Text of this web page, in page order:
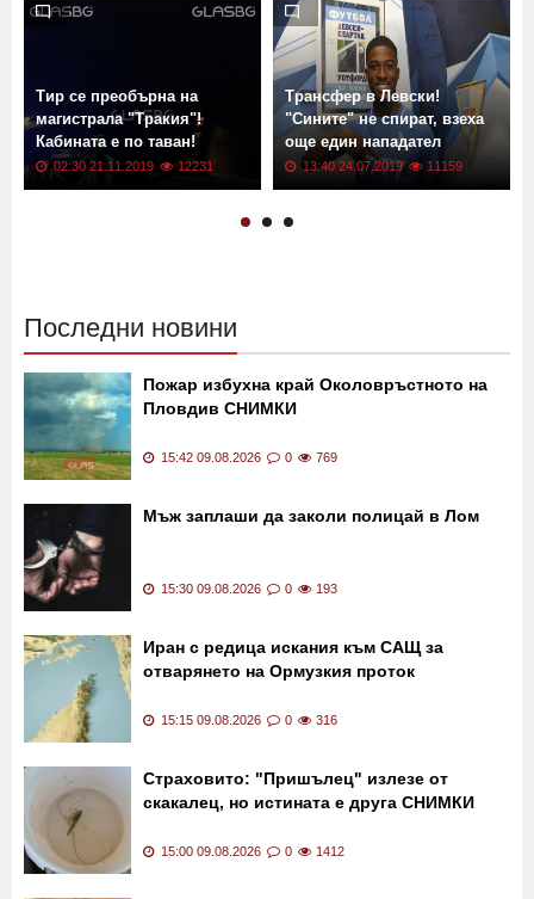
Тир се преобърна на
магистрала "Тракия"!
Кабината е по таван!
02:30 21.11.2019 12231
Трансфер в Левски!
"Сините" не спират, взеха
още един нападател
13:40 24.07.2019 11159
Последни новини
Пожар избухна край Околовръстното на
Пловдив СНИМКИ
15:42 09.08.2026 0 769
Мъж заплаши да заколи полицай в Лом
15:30 09.08.2026 0 193
Иран с редица искания към САЩ за
отварянето на Ормузкия проток
15:15 09.08.2026 0 316
Страховито: "Пришълец" излезе от
скакалец, но истината е друга СНИМКИ
15:00 09.08.2026 0 1412